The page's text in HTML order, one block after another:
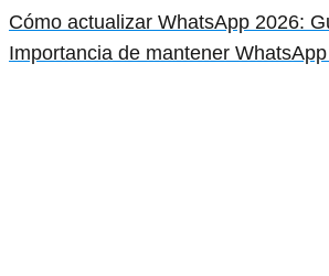
Cómo actualizar WhatsApp 2026:
Importancia de mantener